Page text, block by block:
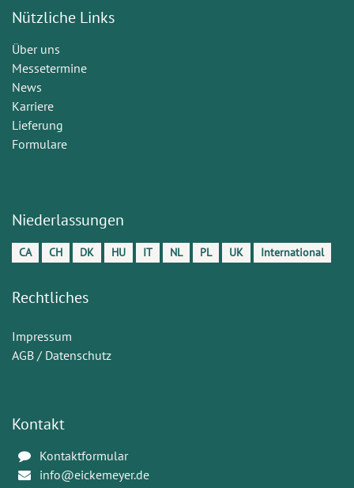
Nützliche Links
Über uns
Messetermine
News
Karriere
Lieferung
Formulare
Niederlassungen
CA CH DK HU IT NL PL UK International
Rechtliches
Impressum
AGB / Datenschutz
Kontakt
Kontaktformular
info@eickemeyer.de